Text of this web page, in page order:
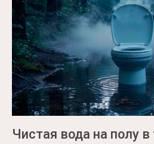
Чистая вода на полу в